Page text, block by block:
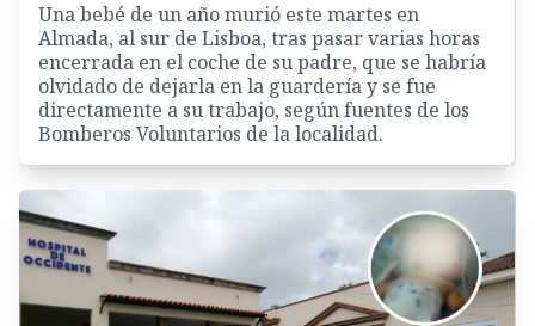
Una bebé de un año murió este martes en
Almada, al sur de Lisboa, tras pasar varias horas
encerrada en el coche de su padre, que se habría
olvidado de dejarla en la guardería y se fue
directamente a su trabajo, según fuentes de los
Bomberos Voluntarios de la localidad.